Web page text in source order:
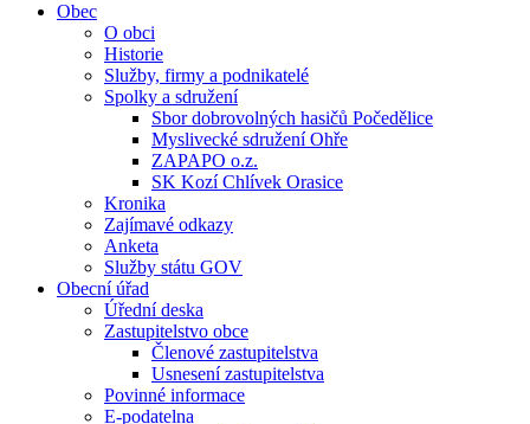
Obec
O obci
Historie
Služby, firmy a podnikatelé
Spolky a sdružení
Sbor dobrovolných hasičů Počedělice
Myslivecké sdružení Ohře
ZAPAPO o.z.
SK Kozí Chlívek Orasice
Kronika
Zajímavé odkazy
Anketa
Služby státu GOV
Obecní úřad
Úřední deska
Zastupitelstvo obce
Členové zastupitelstva
Usnesení zastupitelstva
Povinné informace
E-podatelna